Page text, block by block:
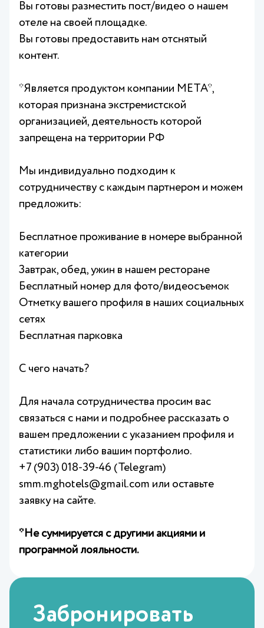
Вы готовы разместить пост/видео о нашем
отеле на своей площадке.
Вы готовы предоставить нам отснятый
контент.
*Является продуктом компании META*,
которая признана экстремистской
организацией, деятельность которой
запрещена на территории РФ
Мы индивидуально подходим к
сотрудничеству с каждым партнером и можем
предложить:
Бесплатное проживание в номере выбранной
категории
Завтрак, обед, ужин в нашем ресторане
Бесплатный номер для фото/видеосъемок
Отметку вашего профиля в наших социальных
сетях
Бесплатная парковка
С чего начать?
Для начала сотрудничества просим вас
связаться с нами и подробнее рассказать о
вашем предложении с указанием профиля и
статистики либо вашим портфолио.
+7 (903) 018-39-46 (Telegram)
smm.mghotels@gmail.com или оставьте
заявку на сайте.
*Не суммируется с другими акциями и
программой лояльности.
Забронировать